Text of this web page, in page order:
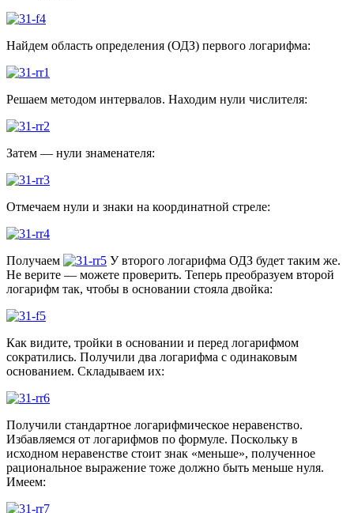
Найдем область определения (ОДЗ) первого логарифма:
Решаем методом интервалов. Находим нули числителя:
Затем — нули знаменателя:
Отмечаем нули и знаки на координатной стреле:
Получаем
У второго логарифма ОДЗ будет таким же.
Не верите — можете проверить. Теперь преобразуем второй
логарифм так, чтобы в основании стояла двойка:
Как видите, тройки в основании и перед логарифмом
сократились. Получили два логарифма с одинаковым
основанием. Складываем их:
Получили стандартное логарифмическое неравенство.
Избавляемся от логарифмов по формуле. Поскольку в
исходном неравенстве стоит знак «меньше», полученное
рациональное выражение тоже должно быть меньше нуля.
Имеем: